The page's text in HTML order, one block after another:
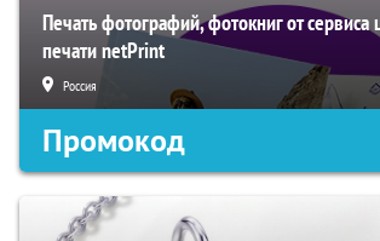
Печать фотографий, фотокниг от
печати netPrint
Россия
Промокод